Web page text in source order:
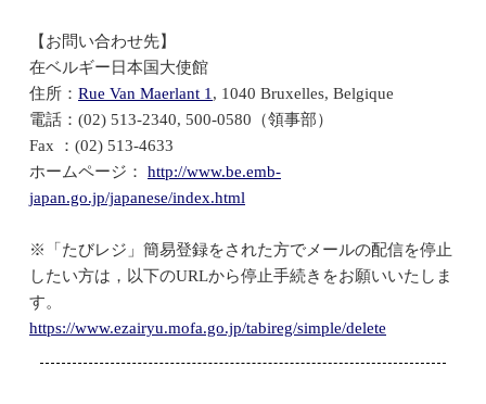
【お問い合わせ先】
在ベルギー日本国大使館
住所： Rue Van Maerlant 1, 1040 Bruxelles, Belgique
電話：(02) 513-2340, 500-0580（領事部）
Fax ：(02) 513-4633
ホームページ： http://www.be.emb-
japan.go.jp/japanese/index.html
※「たびレジ」簡易登録をされた方でメールの配信を停止
したい方は，以下のURLから停止手続きをお願いいたしま
す。
https://www.ezairyu.mofa.go.jp/tabireg/simple/delete